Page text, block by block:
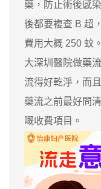
藥，防止術後感
後都要複查 B 超
費用大概 250 蚊
大深圳醫院做藥
流得好乾淨，而
藥流之前最好問
嘅收費項目。